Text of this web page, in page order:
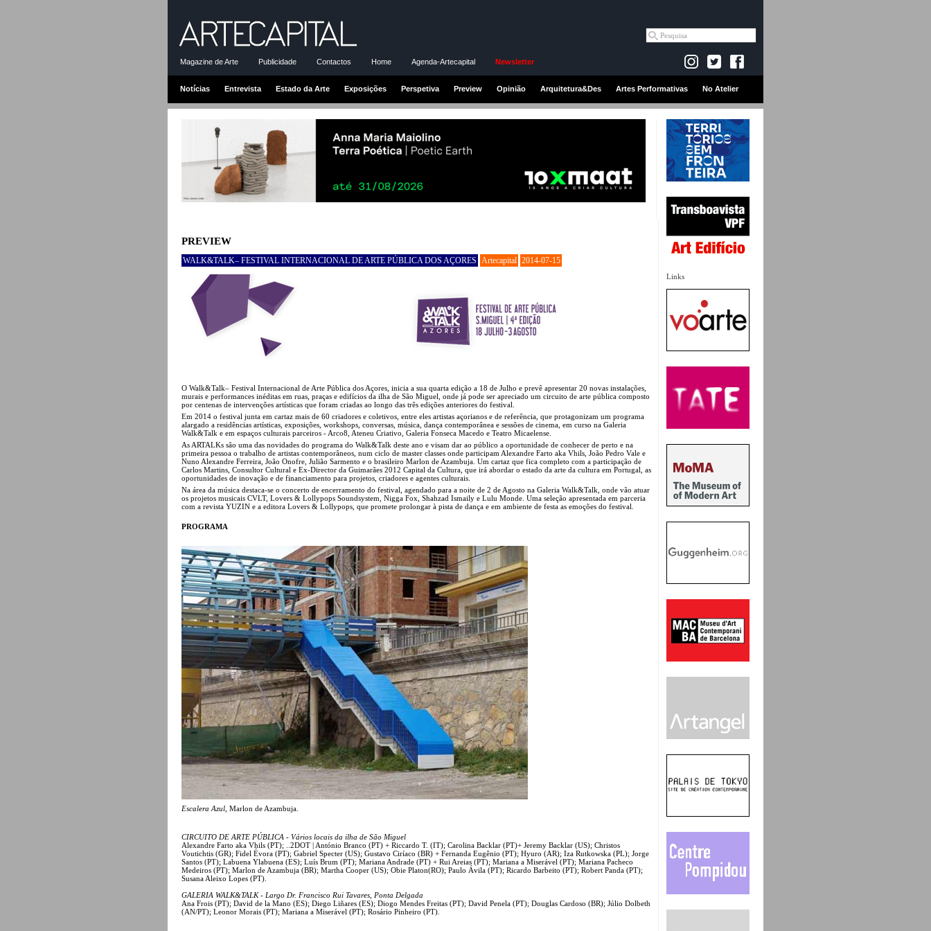
Magazine de Arte Publicidade Contactos Home Agenda-Artecapital Newsletter
Notícias Entrevista Estado da Arte Exposições Perspetiva Preview Opinião Arquitetura&Des Artes Performativas No Atelier
Links
PREVIEW
WALK&TALK– FESTIVAL INTERNACIONAL DE ARTE PÚBLICA DOS AÇORES Artecapital 2014-07-15
O Walk&Talk– Festival Internacional de Arte Pública dos Açores, inicia a sua quarta edição a 18 de Julho e prevê apresentar 20 novas instalações,
murais e performances inéditas em ruas, praças e edifícios da ilha de São Miguel, onde já pode ser apreciado um circuito de arte pública composto
por centenas de intervenções artísticas que foram criadas ao longo das três edições anteriores do festival.
Em 2014 o festival junta em cartaz mais de 60 criadores e coletivos, entre eles artistas açorianos e de referência, que protagonizam um programa
alargado a residências artísticas, exposições, workshops, conversas, música, dança contemporânea e sessões de cinema, em curso na Galeria
Walk&Talk e em espaços culturais parceiros - Arco8, Ateneu Criativo, Galeria Fonseca Macedo e Teatro Micaelense.
As ARTALKs são uma das novidades do programa do Walk&Talk deste ano e visam dar ao público a oportunidade de conhecer de perto e na
primeira pessoa o trabalho de artistas contemporâneos, num ciclo de master classes onde participam Alexandre Farto aka Vhils, João Pedro Vale e
Nuno Alexandre Ferreira, João Onofre, Julião Sarmento e o brasileiro Marlon de Azambuja. Um cartaz que fica completo com a participação de
Carlos Martins, Consultor Cultural e Ex-Director da Guimarães 2012 Capital da Cultura, que irá abordar o estado da arte da cultura em Portugal, as
oportunidades de inovação e de financiamento para projetos, criadores e agentes culturais.
Na área da música destaca-se o concerto de encerramento do festival, agendado para a noite de 2 de Agosto na Galeria Walk&Talk, onde vão atuar
os projetos musicais CVLT, Lovers & Lollypops Soundsystem, Nigga Fox, Shahzad Ismaily e Lulu Monde. Uma seleção apresentada em parceria
com a revista YUZIN e a editora Lovers & Lollypops, que promete prolongar à pista de dança e em ambiente de festa as emoções do festival.
PROGRAMA
Escalera Azul , Marlon de Azambuja.
CIRCUITO DE ARTE PÚBLICA - Vários locais da ilha de São Miguel
Alexandre Farto aka Vhils (PT); ..2DOT | António Branco (PT) + Riccardo T. (IT); Carolina Backlar (PT)+ Jeremy Backlar (US); Christos
Voutichtis (GR); Fidel Évora (PT); Gabriel Specter (US); Gustavo Ciríaco (BR) + Fernanda Eugênio (PT); Hyuro (AR); Iza Rutkowska (PL); Jorge
Santos (PT); Labuena Ylabuena (ES); Luís Brum (PT); Mariana Andrade (PT) + Rui Areias (PT); Mariana a Miserável (PT); Mariana Pacheco
Medeiros (PT); Marlon de Azambuja (BR); Martha Cooper (US); Obie Platon(RO); Paulo Ávila (PT); Ricardo Barbeito (PT); Robert Panda (PT);
Susana Aleixo Lopes (PT).
GALERIA WALK&TALK - Largo Dr. Francisco Rui Tavares, Ponta Delgada
Ana Frois (PT); David de la Mano (ES); Diego Liñares (ES); Diogo Mendes Freitas (PT); David Penela (PT); Douglas Cardoso (BR); Júlio Dolbeth
(AN/PT); Leonor Morais (PT); Mariana a Miserável (PT); Rosário Pinheiro (PT).